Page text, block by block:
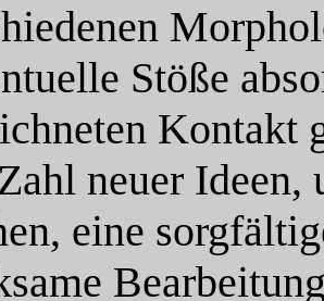
Stöße
Kontakt
neuer
eine